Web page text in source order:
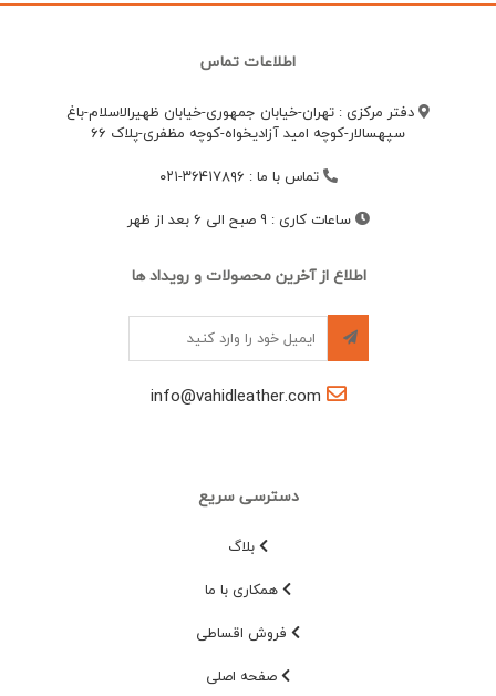
اطلاعات تماس
دفتر مرکزی : تهران-خیابان جمهوری-خیابان ظهیرالاسلام-باغ
سپهسالار-کوچه امید آزادیخواه-کوچه مظفری-پلاک 66
تماس با ما : ۳۶۴۱۷۸۹۶-۰۲۱
ساعات کاری : 9 صبح الی 6 بعد از ظهر
اطلاع از آخرین محصولات و رویداد ها
info@vahidleather.com
دسترسی سریع
بلاگ
همکاری با ما
فروش اقساطی
صفحه اصلی